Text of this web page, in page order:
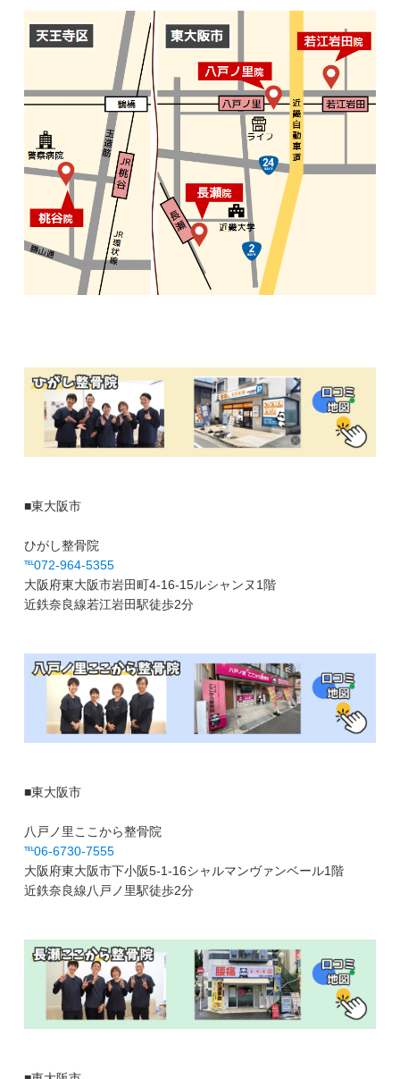
■東大阪市
ひがし整骨院
℡072-964-5355
大阪府東大阪市岩田町4-16-15ルシャンヌ1階
近鉄奈良線若江岩田駅徒歩2分
■東大阪市
八戸ノ里ここから整骨院
℡06-6730-7555
大阪府東大阪市下小阪5-1-16シャルマンヴァンベール1階
近鉄奈良線八戸ノ里駅徒歩2分